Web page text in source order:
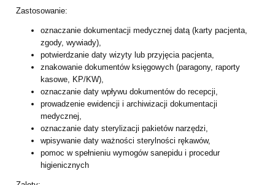
Zastosowanie:
oznaczanie dokumentacji medycznej datą (karty pacjenta,
zgody, wywiady),
potwierdzanie daty wizyty lub przyjęcia pacjenta,
znakowanie dokumentów księgowych (paragony, raporty
kasowe, KP/KW),
oznaczanie daty wpływu dokumentów do recepcji,
prowadzenie ewidencji i archiwizacji dokumentacji
medycznej,
oznaczanie daty sterylizacji pakietów narzędzi,
wpisywanie daty ważności sterylności rękawów,
pomoc w spełnieniu wymogów sanepidu i procedur
higienicznych